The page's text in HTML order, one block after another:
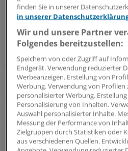
nahelegen, dass die Kapsel
hoher Spezifität und Sensitivität
Diese Ergebnisse müssen
andere Testverfahren auch gilt,
Kollektiv in prospektiven
bestätigt werden; auch im
dem Stuhltest oder der
Ist denn die technische
um sie zum Screening zu nutzen?
finden Sie in unserer
in unserer
Wir und unsere Partner
Folgendes bereitzustellen:
Speichern von oder Zugriff auf
Endgerät. Verwendung reduzierter
Werbeanzeigen. Erstellung von
Werbung. Verwendung von Profilen
personalisierter Werbung.
Personalisierung von Inhalten.
Auswahl personalisierter Inhalte.
Messung der Performance von
Zielgruppen durch Statistiken oder
aus verschiedenen Quellen.